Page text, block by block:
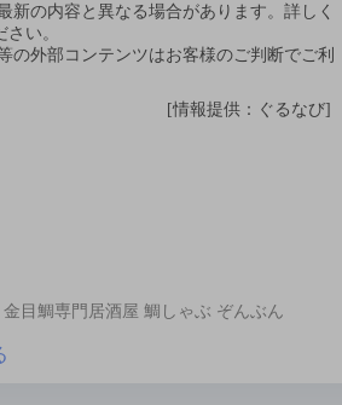
新の内容と異なる場合があります。詳しく
い。
の外部コンテンツはお客様のご判断でご利
[情報提供：ぐるなび]
金目鯛専門居酒屋 鯛しゃぶ ぞんぶん